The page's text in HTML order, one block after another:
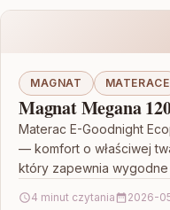
MAGNAT MATERACE
Magnat Megana
Materac E-Goodnight
— komfort o właściwej
który zapewnia
4 minut czytania 2026-